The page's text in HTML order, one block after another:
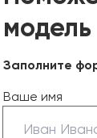
модель
Заполните
Ваше имя